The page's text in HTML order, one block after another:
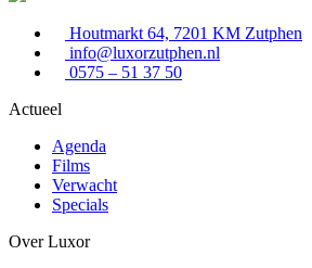
Houtmarkt 64, 7201 KM Zutphen
info@luxorzutphen.nl
0575 – 51 37 50
Actueel
Agenda
Films
Verwacht
Specials
Over Luxor